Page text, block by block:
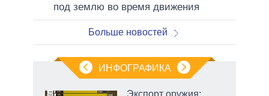
под землю во время движения
Больше новостей
ИНФОГРАФИКА
Экспорт оружия: